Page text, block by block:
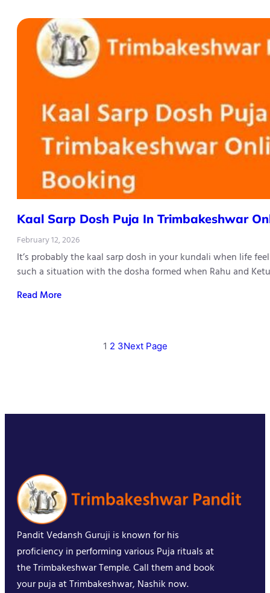
Kaal Sarp Dosh Puja In Trimbakeshwar
February 12, 2026
It’s probably the kaal sarp dosh in your kundali when life
such a situation with the dosha formed when Rahu and
Read More
1 2 3Next Page
Pandit Vedansh Guruji is known for his
proficiency in performing various Puja rituals at
the Trimbakeshwar Temple. Call them and book
your puja at Trimbakeshwar, Nashik now.